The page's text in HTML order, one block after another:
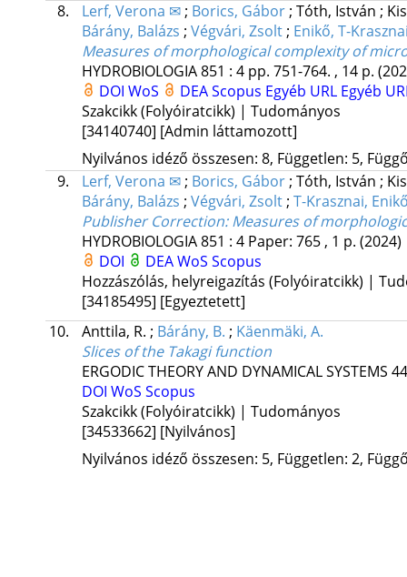
8.
Lerf, Verona ✉; Borics, Gábor; Tóth, István ;
Bárány, Balázs ; Végvári, Zsolt; Enikő, T-
Measures of morphological complexity of
HYDROBIOLOGIA851 : 4 pp. 751-764. , 14 p.
DOI WoS DEAScopus Egyéb URL Egyéb
Szakcikk (Folyóiratcikk) | Tudományos
[34140740] [Admin láttamozott]
Nyilvános idéző összesen: 8, Független: 5,
9.
Lerf, Verona ✉; Borics, Gábor; Tóth, István ;
Bárány, Balázs ; Végvári, Zsolt; T-Krasznai,
Publisher Correction: Measures of
HYDROBIOLOGIA851 : 4 Paper: 765 , 1 p. (2024)
DOI
DEAWoS Scopus
Hozzászólás, helyreigazítás (Folyóiratcikk) |
[34185495] [Egyeztetett]
10.
Anttila, R. ; Bárány, B. ; Käenmäki, A.
Slices of the Takagi function
ERGODIC THEORY AND DYNAMICAL SYSTEMS 44
DOI WoS Scopus
Szakcikk (Folyóiratcikk) | Tudományos
[34533662] [Nyilvános]
Nyilvános idéző összesen: 5, Független: 2,